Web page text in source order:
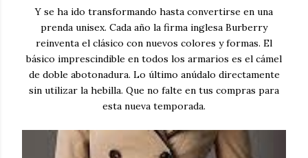
Y se ha ido transformando hasta convertirse en una
prenda unisex. Cada año la firma inglesa Burberry
reinventa el clásico con nuevos colores y formas. El
básico imprescindible en todos los armarios es el cámel
de doble abotonadura. Lo último anúdalo directamente
sin utilizar la hebilla. Que no falte en tus compras para
esta nueva temporada.